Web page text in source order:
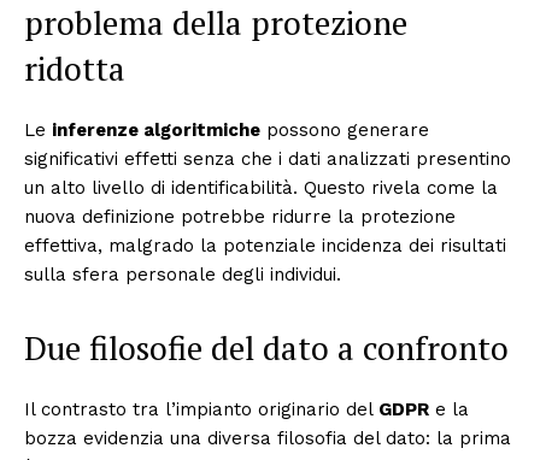
problema della protezione
ridotta
Le inferenze algoritmiche possono generare
significativi effetti senza che i dati analizzati presentino
un alto livello di identificabilità. Questo rivela come la
nuova definizione potrebbe ridurre la protezione
effettiva, malgrado la potenziale incidenza dei risultati
sulla sfera personale degli individui.
Due filosofie del dato a confronto
Il contrasto tra l’impianto originario del GDPR e la
bozza evidenzia una diversa filosofia del dato: la prima